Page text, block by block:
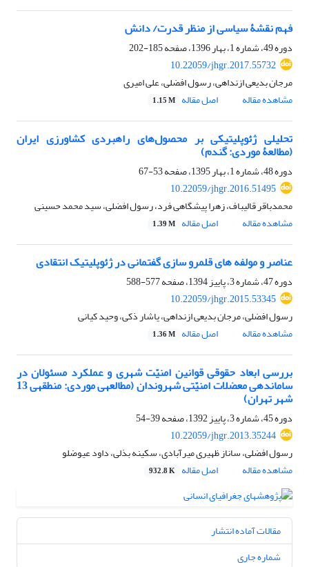
فهم نقشۀ سیاسی از منظر قدرت/ دانش
دوره 49، شماره 1، بهار 1396، صفحه
185-202
10.22059/jhgr.2017.55732
مرجان بدیعی ازنداهی، رسول افضلی، علی امیری
مشاهده مقاله
اصل مقاله 1.15 M
تحلیلی ژئوپلیتیکی بر محصول‌های راهبردی کشاورزی ایران
(مطالعۀ موردی: گندم)
دوره 48، شماره 1، بهار 1395، صفحه
53-67
10.22059/jhgr.2016.51495
محمدباقر قالیباف، زهرا پیشگاهی فرد، رسول افضلی، سید محمد حسینی
مشاهده مقاله
اصل مقاله 1.39 M
عناصر و مولفه های قلمرو سازی گفتمانی در ژئوپلیتیک انتقادی
دوره 47، شماره 3، پاییز 1394، صفحه
577-588
10.22059/jhgr.2015.53345
رسول افضلی، مرجان بدیعی ازنداهی، یاشار ذکی، وحید کیانی
مشاهده مقاله
اصل مقاله 1.36 M
بررسی ابعاد حقوقی قوانین امنیّت شهری و عملکرد مسئولان در
ساماندهی معضلات امنیّتی شهروندان (مطالعه‎ی موردی: منطقه‎ی 13
شهر تهران)
دوره 45، شماره 3، پاییز 1392، صفحه
39-54
10.22059/jhgr.2013.35244
رسول افضلی، ساناز ظهیری میرآبادی، سکینه بذلی، داود عیوضلو
مشاهده مقاله
اصل مقاله 932.8 K
مقالات آماده انتشار
شماره جاری